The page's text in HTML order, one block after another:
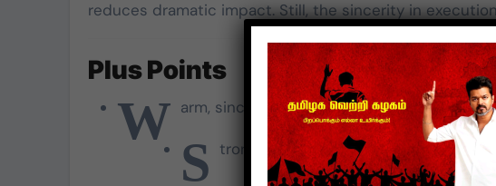
reduces dramatic impact. Still, the sincerity in
Plus Points
W arm, sincere storytelling
S trong, natural performances from the